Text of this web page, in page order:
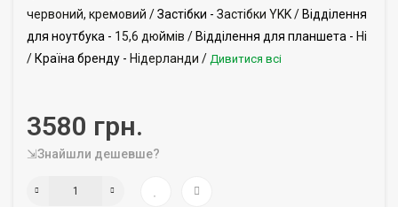
червоний, кремовий /Застібки - Застібки YKK / Відділення
для ноутбука - 15,6 дюймів / Відділення для планшета - Ні
/ Країна бренду - Нідерланди / Дивитися всі
3580 грн.
⇲Знайшли дешевше?